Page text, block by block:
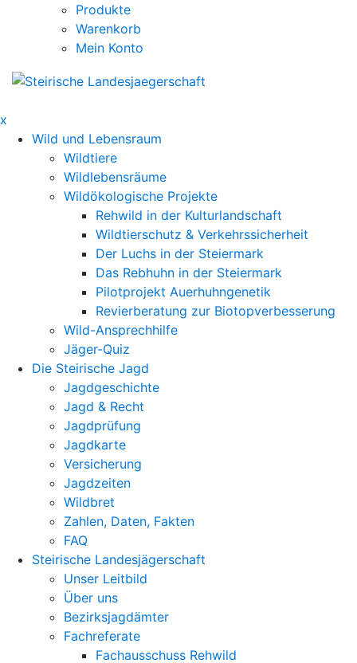
Produkte
Warenkorb
Mein Konto
x
Wild und Lebensraum
Wildtiere
Wildlebensräume
Wildökologische Projekte
Rehwild in der Kulturlandschaft
Wildtierschutz & Verkehrssicherheit
Der Luchs in der Steiermark
Das Rebhuhn in der Steiermark
Pilotprojekt Auerhuhngenetik
Revierberatung zur Biotopverbesserung
Wild-Ansprechhilfe
Jäger-Quiz
Die Steirische Jagd
Jagdgeschichte
Jagd & Recht
Jagdprüfung
Jagdkarte
Versicherung
Jagdzeiten
Wildbret
Zahlen, Daten, Fakten
FAQ
Steirische Landesjägerschaft
Unser Leitbild
Über uns
Bezirksjagdämter
Fachreferate
Fachausschuss Rehwild